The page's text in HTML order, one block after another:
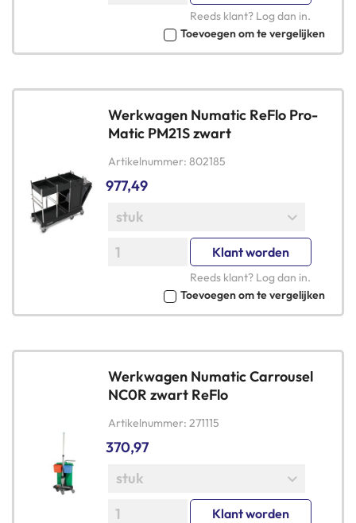
Reeds klant? Log dan in.
Toevoegen om te vergelijken
Werkwagen Numatic ReFlo Pro-
Matic PM21S zwart
Artikelnummer 802185
977,49
Klant worden
Reeds klant? Log dan in.
Toevoegen om te vergelijken
Werkwagen Numatic Carrousel
NC0R zwart ReFlo
Artikelnummer 271115
370,97
Klant worden